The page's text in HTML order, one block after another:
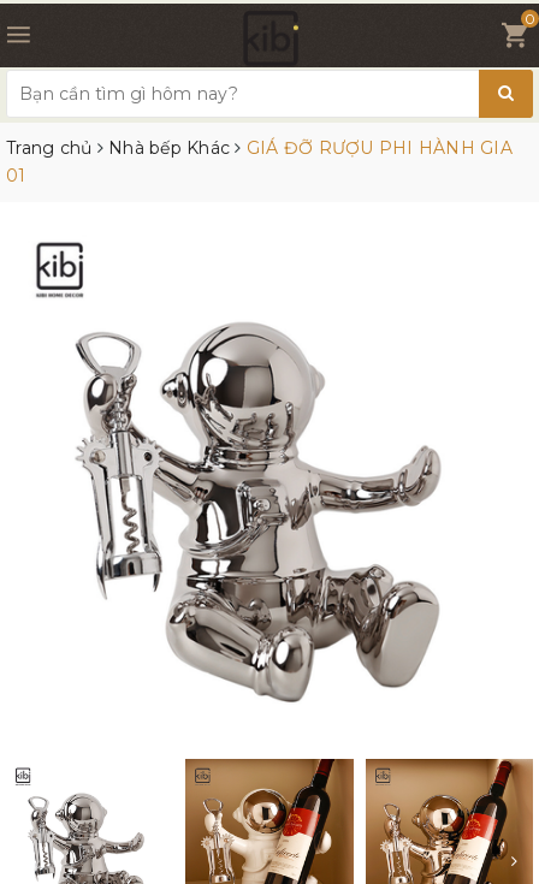
0
Trang chủ Nhà bếp Khác
GIÁ ĐỠ RƯỢU PHI HÀNH GIA
01